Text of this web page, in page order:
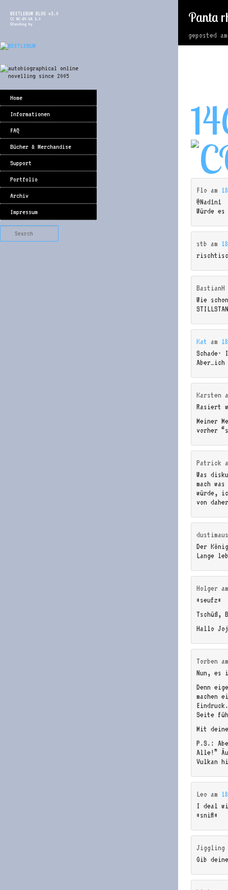
BEETLEBUM BLOG v3.0
CC NC-BY-SA 3.0
Standing by
Home
Informationen
FAQ
Bücher & Merchandise
Support
Portfolio
Archiv
Impressum
Panta
geposted
Flo am
@Nad1n1
Würde
stb am
BastianH
Wie
Kat am
Schade-
Aber…ich
Karsten
Rasiert
Meiner
vorher
Patrick
Was
mach
würde,
von
Der
Lange
Holger
*seufz*
Tschüß,
Hallo
Torben
Nun, es
Denn
machen
Seite
Mit
P.S.:
Alle!”
Vulkan
Leo am
I deal
*sniff*
Jiggling
Gib